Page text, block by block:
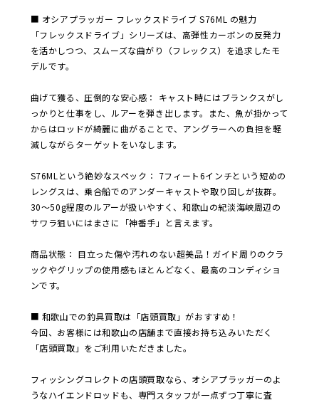
■ オシアプラッガー フレックスドライブ S76ML の魅力
「フレックスドライブ」シリーズは、高弾性カーボンの反発力
を活かしつつ、スムーズな曲がり（フレックス）を追求したモ
デルです。
曲げて獲る、圧倒的な安心感： キャスト時にはブランクスがし
っかりと仕事をし、ルアーを弾き出します。また、魚が掛かって
からはロッドが綺麗に曲がることで、アングラーへの負担を軽
減しながらターゲットをいなします。
S76MLという絶妙なスペック： 7フィート6インチという短めの
レングスは、乗合船でのアンダーキャストや取り回しが抜群。
30〜50g程度のルアーが扱いやすく、和歌山の紀淡海峡周辺の
サワラ狙いにはまさに「神番手」と言えます。
商品状態： 目立った傷や汚れのない超美品！ガイド周りのクラ
ックやグリップの使用感もほとんどなく、最高のコンディショ
ンです。
■ 和歌山での釣具買取は「店頭買取」がおすすめ！
今回、お客様には和歌山の店舗まで直接お持ち込みいただく
「店頭買取」をご利用いただきました。
フィッシングコレクトの店頭買取なら、オシアプラッガーのよ
うなハイエンドロッドも、専門スタッフが一点ずつ丁寧に査